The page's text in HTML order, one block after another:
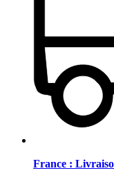
France :